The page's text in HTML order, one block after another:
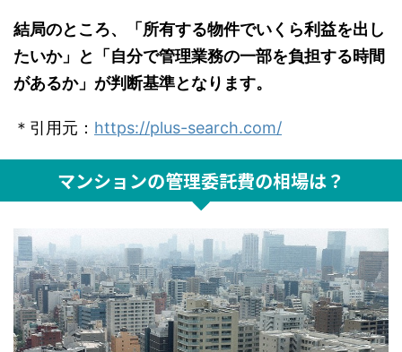
結局のところ、「所有する物件でいくら利益を出し
たいか」と「自分で管理業務の一部を負担する時間
があるか」が判断基準となります。
＊引用元： https://plus-search.com/
マンションの管理委託費の相場は？